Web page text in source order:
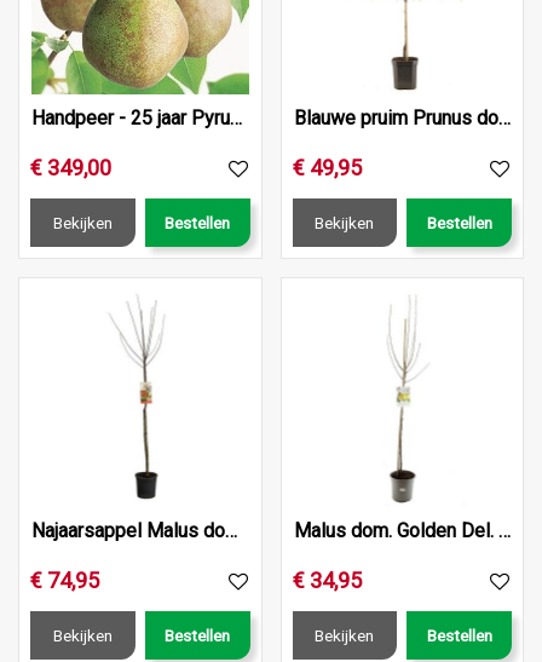
Handpeer - 25 jaar Pyrus comm. Doy. du Comice 25 jr
€ 349,00
Bekijken Bestellen
Blauwe pruim Prunus dom. Opal leivorm
€ 49,95
Bekijken Bestellen
Najaarsappel Malus dom. Elstar hoogstam
€ 74,95
Bekijken Bestellen
Malus dom. Golden Del. p27 h120cm
€ 34,95
Bekijken Bestellen